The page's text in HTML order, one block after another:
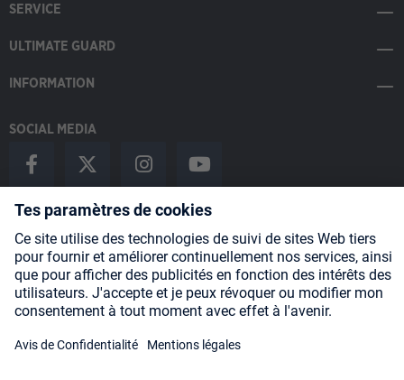
SERVICE
ULTIMATE GUARD
INFORMATION
SOCIAL MEDIA
Payment Methods
Shipping